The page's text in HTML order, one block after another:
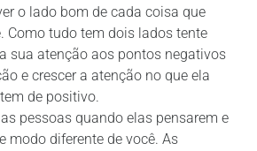
o lado bom de cada coisa que
Como tudo tem dois lados tente
sua atenção aos pontos negativos
e crescer a atenção no que ela
de positivo.
pessoas quando elas pensarem e
modo diferente de você. As